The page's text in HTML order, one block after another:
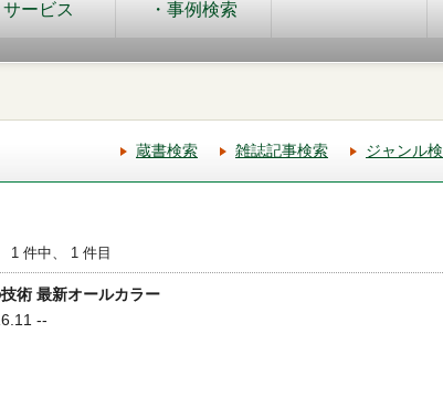
サービス
・事例検索
蔵書検索 雑誌記事検索 ジャンル
1 件中、 1 件目
術 最新オールカラー
--